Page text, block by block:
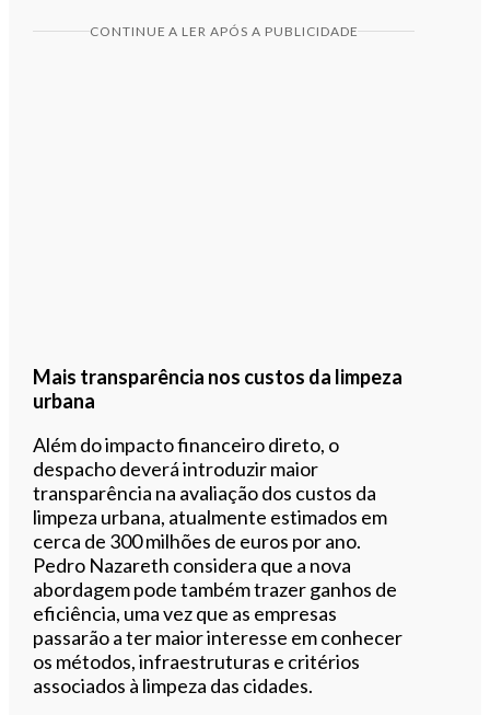
CONTINUE A LER APÓS A PUBLICIDADE
Mais transparência nos custos da limpeza
urbana
Além do impacto financeiro direto, o
despacho deverá introduzir maior
transparência na avaliação dos custos da
limpeza urbana, atualmente estimados em
cerca de 300 milhões de euros por ano.
Pedro Nazareth considera que a nova
abordagem pode também trazer ganhos de
eficiência, uma vez que as empresas
passarão a ter maior interesse em conhecer
os métodos, infraestruturas e critérios
associados à limpeza das cidades.